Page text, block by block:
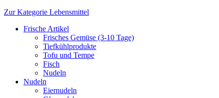
Zur Kategorie Lebensmittel
Frische Artikel
Frisches Gemüse (3-10 Tage)
Tiefkühlprodukte
Tofu und Tempe
Fisch
Nudeln
Nudeln
Eiernudeln